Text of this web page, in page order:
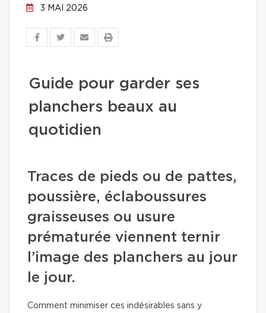
3 MAI 2026
Guide pour garder ses
planchers beaux au
quotidien
Traces de pieds ou de pattes,
poussière, éclaboussures
graisseuses ou usure
prématurée viennent ternir
l’image des planchers au jour
le jour.
Comment minimiser ces indésirables sans y